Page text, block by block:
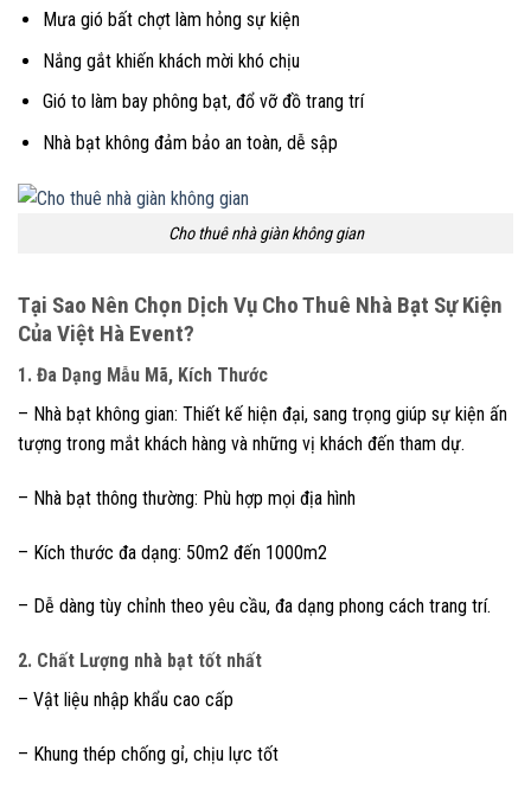
Mưa gió bất chợt làm hỏng sự kiện
Nắng gắt khiến khách mời khó chịu
Gió to làm bay phông bạt, đổ vỡ đồ trang trí
Nhà bạt không đảm bảo an toàn, dễ sập
Cho thuê nhà giàn không gian
Tại Sao Nên Chọn Dịch Vụ Cho Thuê Nhà Bạt Sự Kiện
Của Việt Hà Event?
1. Đa Dạng Mẫu Mã, Kích Thước
– Nhà bạt không gian: Thiết kế hiện đại, sang trọng giúp sự kiện ấn
tượng trong mắt khách hàng và những vị khách đến tham dự.
– Nhà bạt thông thường: Phù hợp mọi địa hình
– Kích thước đa dạng: 50m2 đến 1000m2
– Dễ dàng tùy chỉnh theo yêu cầu, đa dạng phong cách trang trí.
2. Chất Lượng nhà bạt tốt nhất
– Vật liệu nhập khẩu cao cấp
– Khung thép chống gỉ, chịu lực tốt